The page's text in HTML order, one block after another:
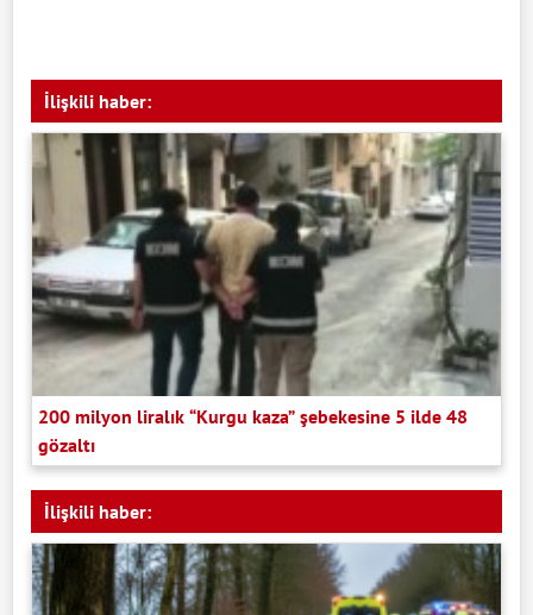
İlişkili haber:
200 milyon liralık “Kurgu kaza” şebekesine 5 ilde 48
gözaltı
İlişkili haber: